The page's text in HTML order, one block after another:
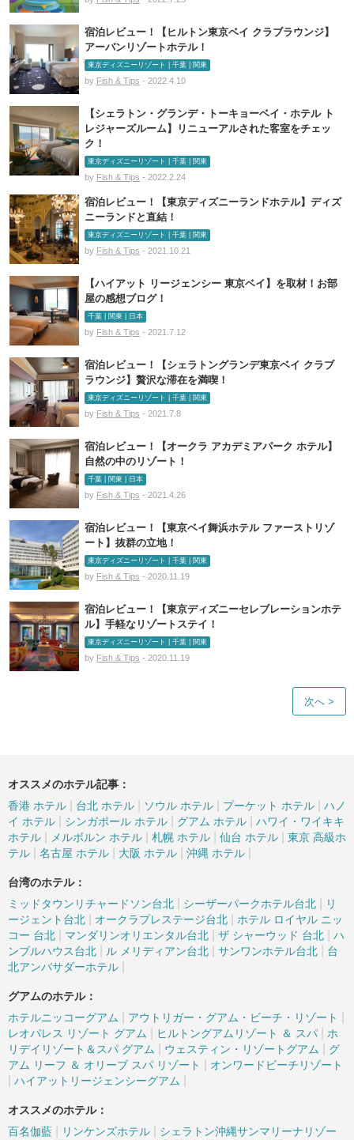
宿泊レビュー！【ヒルトン東京ベイ クラブラウンジ】
アーバンリゾートホテル！
東京ディズニーリゾート | 千葉 | 関東
by Fish & Tips - 2022.4.10
【シェラトン・グランデ・トーキョーベイ・ホテル ト
レジャーズルーム】リニューアルされた客室をチェッ
ク！
東京ディズニーリゾート | 千葉 | 関東
by Fish & Tips - 2022.2.24
宿泊レビュー！【東京ディズニーランドホテル】ディズ
ニーランドと直結！
東京ディズニーリゾート | 千葉 | 関東
by Fish & Tips - 2021.10.21
【ハイアット リージェンシー 東京ベイ】を取材！お部
屋の感想ブログ！
千葉 | 関東 | 日本
by Fish & Tips - 2021.7.12
宿泊レビュー！【シェラトングランデ東京ベイ クラブ
ラウンジ】贅沢な滞在を満喫！
東京ディズニーリゾート | 千葉 | 関東
by Fish & Tips - 2021.7.8
宿泊レビュー！【オークラ アカデミアパーク ホテル】
自然の中のリゾート！
千葉 | 関東 | 日本
by Fish & Tips - 2021.4.26
宿泊レビュー！【東京ベイ舞浜ホテル ファーストリゾ
ート】抜群の立地！
東京ディズニーリゾート | 千葉 | 関東
by Fish & Tips - 2020.11.19
宿泊レビュー！【東京ディズニーセレブレーションホテ
ル】手軽なリゾートステイ！
東京ディズニーリゾート | 千葉 | 関東
by Fish & Tips - 2020.11.19
次へ >
オススメのホテル記事：
香港 ホテル
台北 ホテル ソウル ホテル プーケット ホテル
ハノ
イ ホテル
シンガポール ホテル グアム ホテル
ハワイ・ワイキキ
ホテル
メルボルン ホテル 札幌 ホテル 仙台 ホテル
東京 高級ホ
テル
名古屋 ホテル 大阪 ホテル 沖縄 ホテル
台湾のホテル：
ミッドタウンリチャードソン台北
シーザーパークホテル台北
リ
ージェント台北
オークラプレステージ台北
ホテル ロイヤル ニッ
コー 台北
マンダリンオリエンタル台北 ザ シャーウッド 台北
ハ
ンブルハウス台北
ル メリディアン台北 サンワンホテル台北
台
北アンバサダーホテル
グアムのホテル：
ホテルニッコーグアム
アウトリガー・グアム・ビーチ・リゾート
レオパレス リゾート グアム ヒルトングアムリゾート ＆ スパ
ホ
リデイリゾート＆スパ グアム
ウェスティン・リゾートグアム
グ
アム リーフ ＆ オリーブ スパ リゾート
オンワードビーチリゾート
ハイアットリージェンシーグアム
オススメのホテル：
百名伽藍
リンケンズホテル
シェラトン沖縄サンマリーナリゾー